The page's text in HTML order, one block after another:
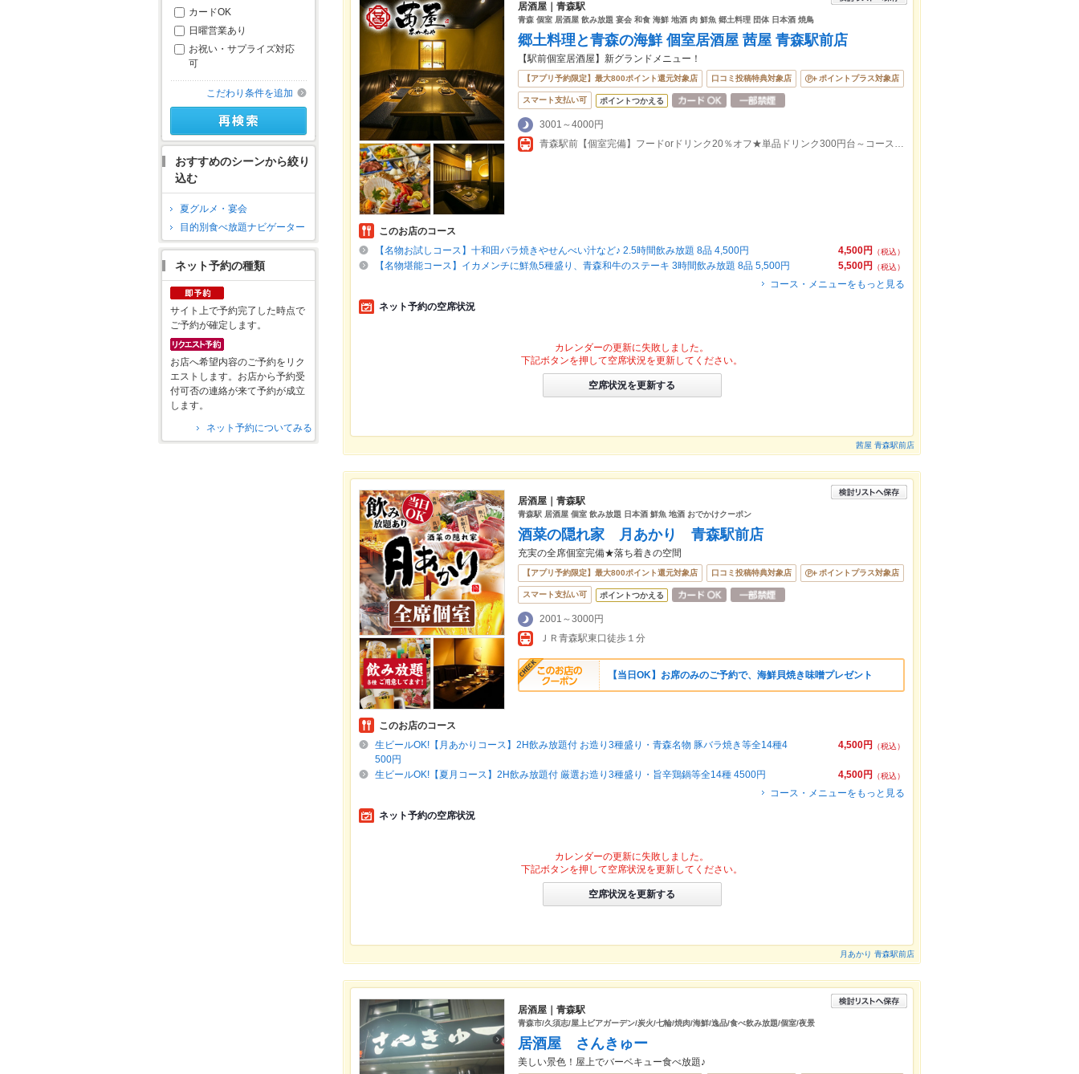
カードOK
日曜営業あり
お祝い・サプライズ対応
可
こだわり条件を追加
おすすめのシーンから絞り
込む
夏グルメ・宴会
目的別食べ放題ナビゲーター
ネット予約の種類
サイト上で予約完了した時点で
ご予約が確定します。
お店へ希望内容のご予約をリク
エストします。お店から予約受
付可否の連絡が来て予約が成立
します。
ネット予約についてみる
居酒屋｜青森駅
青森 個室 居酒屋 飲み放題 宴会 和食 海鮮 地酒 肉 鮮魚 郷土料理 団体 日本酒 焼鳥
郷土料理と青森の海鮮 個室居酒屋 茜屋 青森駅前店
【駅前個室居酒屋】新グランドメニュー！
【アプリ予約限定】最大800ポイント還元対象店 口コミ投稿特典対象店 ポイントプラス対象店
スマート支払い可 ポイントつかえる
3001～4000円
青森駅前【個室完備】フードorドリンク20％オフ★単品ドリンク300円台～コースじゃなくても飲み放題あり◎
このお店のコース
4,500円
（税込）
【名物お試しコース】十和田バラ焼きやせんべい汁など♪ 2.5時間飲み放題 8品 4,500円
5,500円
（税込）
【名物堪能コース】イカメンチに鮮魚5種盛り、青森和牛のステーキ 3時間飲み放題 8品 5,500円
コース・メニューをもっと見る
ネット予約の空席状況
カレンダーの更新に失敗しました。
下記ボタンを押して空席状況を更新してください。
空席状況を更新する
茜屋 青森駅前店
居酒屋｜青森駅
青森駅 居酒屋 個室 飲み放題 日本酒 鮮魚 地酒 おでかけクーポン
酒菜の隠れ家 月あかり 青森駅前店
充実の全席個室完備★落ち着きの空間
【アプリ予約限定】最大800ポイント還元対象店 口コミ投稿特典対象店 ポイントプラス対象店
スマート支払い可 ポイントつかえる
2001～3000円
ＪＲ青森駅東口徒歩１分
【当日OK】お席のみのご予約で、海鮮貝焼き味噌プレゼント
このお店のコース
4,500円
（税込）
生ビールOK!【月あかりコース】2H飲み放題付 お造り3種盛り・青森名物 豚バラ焼き等全14種4
500円
4,500円
（税込）
生ビールOK!【夏月コース】2H飲み放題付 厳選お造り3種盛り・旨辛鶏鍋等全14種 4500円
コース・メニューをもっと見る
ネット予約の空席状況
カレンダーの更新に失敗しました。
下記ボタンを押して空席状況を更新してください。
空席状況を更新する
月あかり 青森駅前店
居酒屋｜青森駅
青森市/久須志/屋上ビアガーデン/炭火/七輪/焼肉/海鮮/逸品/食べ飲み放題/個室/夜景
居酒屋 さんきゅー
美しい景色！屋上でバーベキュー食べ放題♪